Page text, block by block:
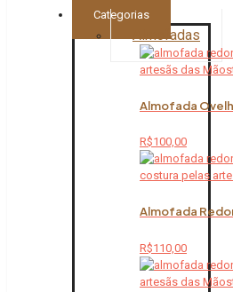
Categorias
Almofadas
Almofada
R$100,00
Almofada
R$110,00